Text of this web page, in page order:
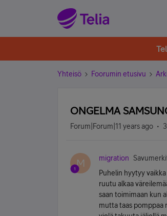
Yhteisö Foorumin etusivu
ONGELMA
Forum|Forum|11 years ago
M migration
Puhelin hyytyy
ruutu alkaa
saan toimimaan kun
mutta taas pomppaa